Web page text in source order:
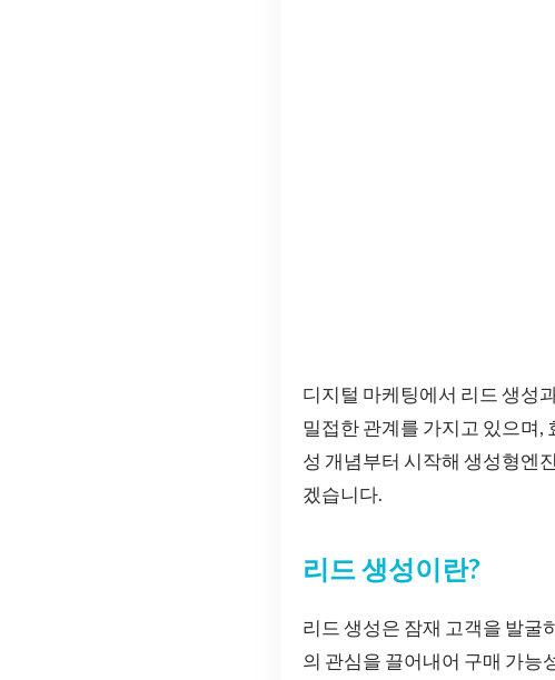
디지털 마케팅에서 리드 생성
밀접한 관계를 가지고 있으며,
성 개념부터 시작해 생성형엔
겠습니다.
리드 생성이란?
리드 생성은 잠재 고객을 발굴
의 관심을 끌어내어 구매 가능